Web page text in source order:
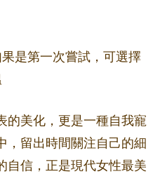
是第一次嘗試，可選擇
的美化，更是一種自我寵
，留出時間關注自己的細
自信，正是現代女性最美